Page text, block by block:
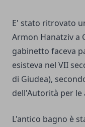
E' stato ritrovato
Armon Hanatziv a
gabinetto faceva
esisteva nel VII
di Giudea),
dell'Autorità per le
L'antico bagno è